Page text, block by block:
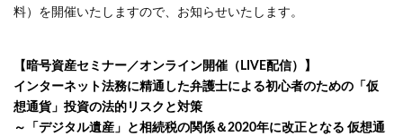
料）を開催いたしますので、お知らせいたします。
【暗号資産セミナー／オンライン開催（LIVE配信）】
インターネット法務に精通した弁護士による初心者のための「仮
想通貨」投資の法的リスクと対策
～「デジタル遺産」と相続税の関係＆2020年に改正となる 仮想通